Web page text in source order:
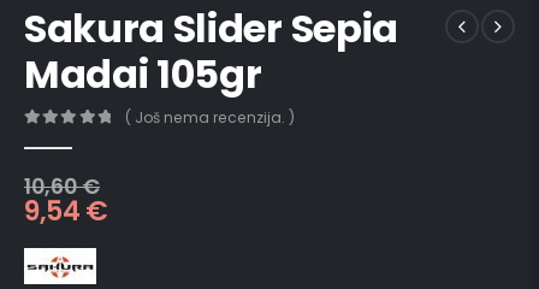
Sakura Slider Sepia
Madai 105gr
( Još nema recenzija. )
10,60€
9,54€